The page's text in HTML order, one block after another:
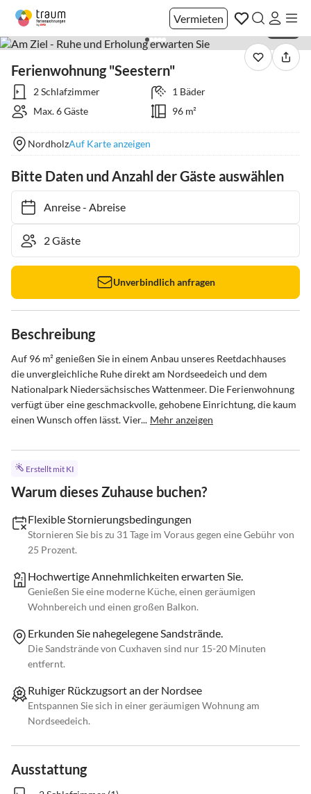
Vermieten
Ferienwohnung "Seestern"
2 Schlafzimmer
1 Bäder
Max. 6 Gäste
96 m²
NordholzAuf Karte anzeigen
Bitte Daten und Anzahl der Gäste auswählen
Anreise- Abreise
Unverbindlich anfragen
Beschreibung
Auf 96 m² genießen Sie in einem Anbau unseres Reetdachhauses
die unvergleichliche Ruhe direkt am Nordseedeich und dem
Nationalpark Niedersächsisches Wattenmeer. Die Ferienwohnung
verfügt über eine geschmackvolle, gehobene Einrichtung, die kaum
einen Wunsch offen lässt. Vier... Mehr anzeigen
Erstellt mit KI
Warum dieses Zuhause buchen?
Flexible Stornierungsbedingungen
Stornieren Sie bis zu 31 Tage im Voraus gegen eine Gebühr von
25 Prozent.
Hochwertige Annehmlichkeiten erwarten Sie.
Genießen Sie eine moderne Küche, einen geräumigen
Wohnbereich und einen großen Balkon.
Erkunden Sie nahegelegene Sandstrände.
Die Sandstrände von Cuxhaven sind nur 15-20 Minuten
entfernt.
Ruhiger Rückzugsort an der Nordsee
Entspannen Sie sich in einer geräumigen Wohnung am
Nordseedeich.
Ausstattung